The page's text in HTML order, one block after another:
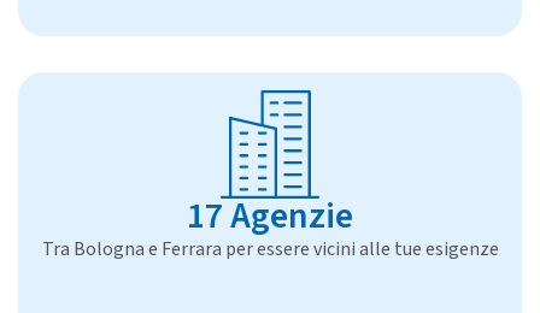
17 Agenzie
Tra Bologna e Ferrara per essere vicini alle tue esigenze